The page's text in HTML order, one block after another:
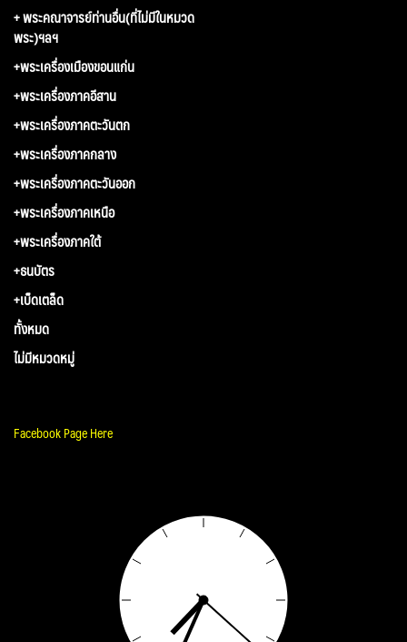
+ พระคณาจารย์ท่านอื่น(ที่ไม่มีในหมวด
พระ)ฯลฯ
+พระเครื่องเมืองขอนแก่น
+พระเครื่องภาคอีสาน
+พระเครื่องภาคตะวันตก
+พระเครื่องภาคกลาง
+พระเครื่องภาคตะวันออก
+พระเครื่องภาคเหนือ
+พระเครื่องภาคใต้
+ธนบัตร
+เบ็ดเตล็ด
ทั้งหมด
ไม่มีหมวดหมู่
Facebook Page Here